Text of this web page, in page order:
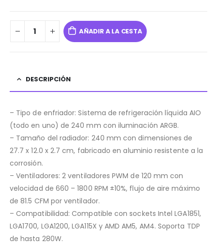
AÑADIR A LA CESTA
DESCRIPCIÓN
– Tipo de enfriador: Sistema de refrigeración líquida AIO
(todo en uno) de 240 mm con iluminación ARGB.
– Tamaño del radiador: 240 mm con dimensiones de
27.7 x 12.0 x 2.7 cm, fabricado en aluminio resistente a la
corrosión.
– Ventiladores: 2 ventiladores PWM de 120 mm con
velocidad de 660 – 1800 RPM ±10%, flujo de aire máximo
de 81.5 CFM por ventilador.
– Compatibilidad: Compatible con sockets Intel LGA1851,
LGA1700, LGA1200, LGA115X y AMD AM5, AM4. Soporta TDP
de hasta 280W.